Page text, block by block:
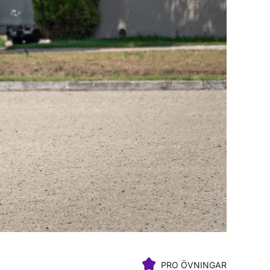
PRO ÖVNINGAR